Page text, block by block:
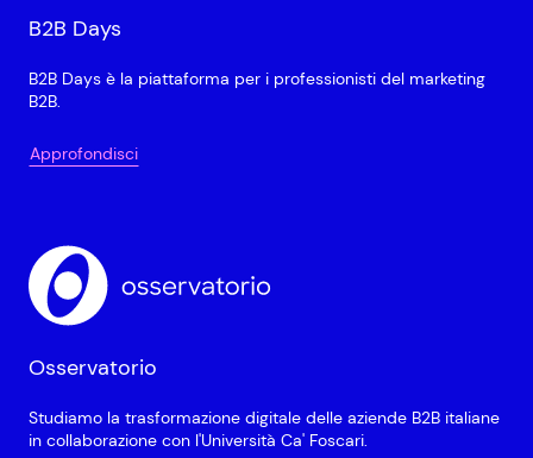
B2B Days
B2B Days è la piattaforma per i professionisti del marketing
B2B.
Approfondisci
Osservatorio
Studiamo la trasformazione digitale delle aziende B2B italiane
in collaborazione con l'Università Ca' Foscari.